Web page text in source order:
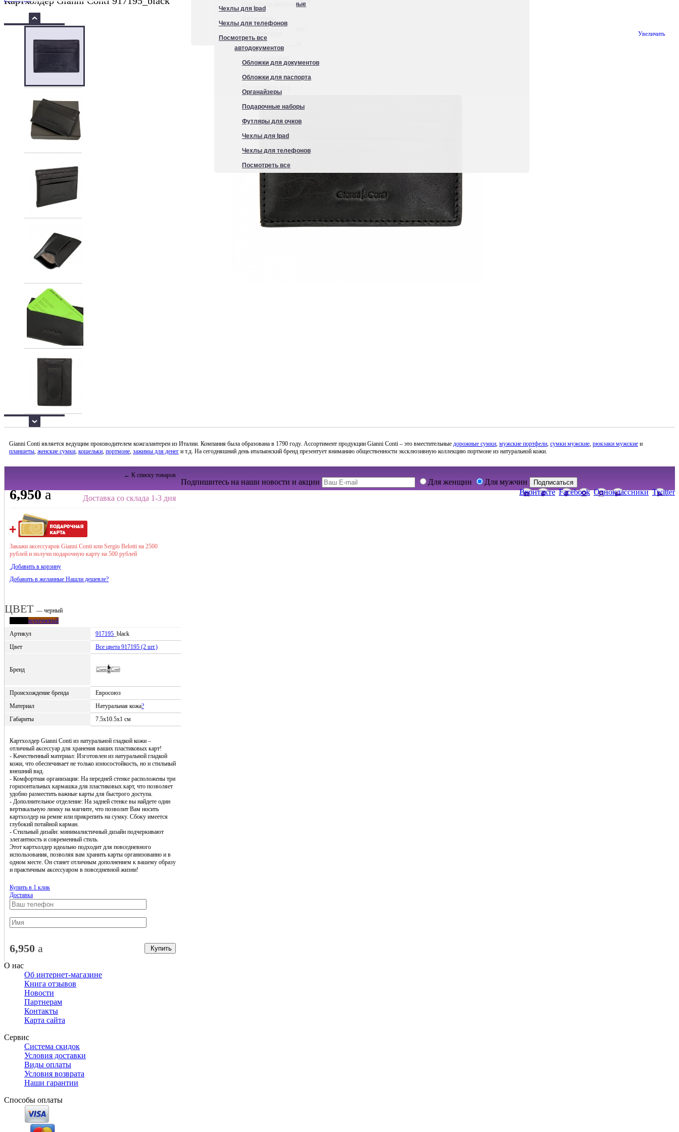
Посмотреть все
Кошельки нагрудные
автодокументов
Обложки для документов
Обложки для паспорта
Органайзеры
Подарочные наборы
Футляры для очков
Чехлы для Ipad
Чехлы для телефонов
Посмотреть все
Чехлы для Ipad
Чехлы для телефонов
Посмотреть все
Увеличить
Gianni Conti является ведущим производителем кожгалантереи из Италии. Компания была образована в 1790 году. Ассортимент продукции Gianni Conti – это вместительные дорожные сумки, мужские портфели, сумки мужские, рюкзаки мужские и
планшеты, женские сумки, кошельки, портмоне, зажимы для денег и т.д. На сегодняшний день итальянский бренд презентует вниманию общественности эксклюзивную коллекцию портмоне из натуральной кожи.
← К списку товаров
Доставка со склада 1-3 дня
6,950 a
Закажи аксессуаров Gianni Conti или Sergio Belotti на 2500
рублей и получи подарочную карту на 500 рублей
Добавить в корзину
Добавить в желанные Нашли дешевле?
ЦВЕТ — черный
коричневый
Артикул
917195 _black
Цвет
Все цвета 917195 (2 шт.)
Бренд
Происхождение бренда
Евросоюз
Материал
Натуральная кожа?
Габариты
7.5x10.5x1 см
Картхолдер Gianni Conti из натуральной гладкой кожи –
отличный аксессуар для хранения ваших пластиковых карт!
- Качественный материал: Изготовлен из натуральной гладкой
кожи, что обеспечивает не только износостойкость, но и стильный
внешний вид.
- Комфортная организация: На передней стенке расположены три
горизонтальных кармашка для пластиковых карт, что позволяет
удобно разместить важные карты для быстрого доступа.
- Дополнительное отделение: На задней стенке вы найдете один
вертикальную лямку на магните, что позволит Вам носить
картхолдер на ремне или прикрепить на сумку. Сбоку имеется
глубокий потайной карман.
- Стильный дизайн: минималистичный дизайн подчеркивают
элегантность и современный стиль.
Этот картхолдер идеально подходит для повседневного
использования, позволяя вам хранить карты организованно и в
одном месте. Он станет отличным дополнением к вашему образу
и практичным аксессуаром в повседневной жизни!
Купить в 1 клик
Доставка
Купить
6,950 a
Подпишитесь на наши новости и акции Для женщин Для мужчин Подписаться
Вконтакте Facebook Одноклассники Twitter
О нас
Об интернет-магазине
Книга отзывов
Новости
Партнерам
Контакты
Карта сайта
Сервис
Система скидок
Условия доставки
Виды оплаты
Условия возврата
Наши гарантии
Способы оплаты